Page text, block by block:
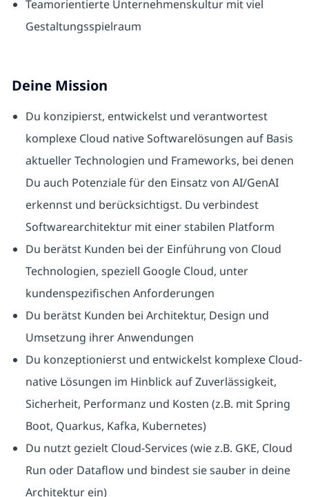
Teamorientierte Unternehmenskultur mit viel
Gestaltungsspielraum
Deine Mission
Du konzipierst, entwickelst und verantwortest
komplexe Cloud native Softwarelösungen auf Basis
aktueller Technologien und Frameworks, bei denen
Du auch Potenziale für den Einsatz von AI/GenAI
erkennst und berücksichtigst. Du verbindest
Softwarearchitektur mit einer stabilen Platform
Du berätst Kunden bei der Einführung von Cloud
Technologien, speziell Google Cloud, unter
kundenspezifischen Anforderungen
Du berätst Kunden bei Architektur, Design und
Umsetzung ihrer Anwendungen
Du konzeptionierst und entwickelst komplexe Cloud-
native Lösungen im Hinblick auf Zuverlässigkeit,
Sicherheit, Performanz und Kosten (z.B. mit Spring
Boot, Quarkus, Kafka, Kubernetes)
Du nutzt gezielt Cloud-Services (wie z.B. GKE, Cloud
Run oder Dataflow und bindest sie sauber in deine
Architektur ein)